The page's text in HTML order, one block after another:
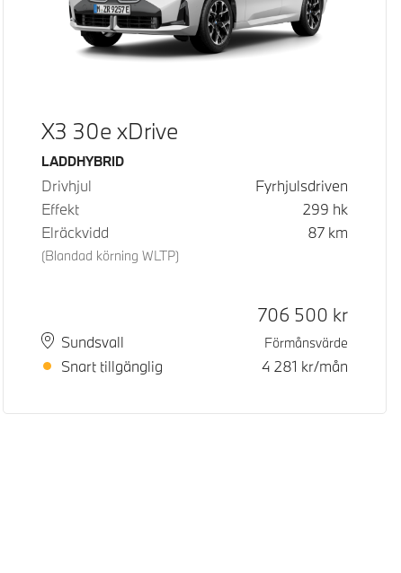
X3 30e xDrive
Bränsle
LADDHYBRID
Drivhjul
Fyrhjulsdriven
Effekt
299 hk
Elräckvidd
(Blandad körning WLTP)
87 km
PlatsSundsvall
Leveranstid
Snart tillgänglig
Kontantpris
706 500 kr
Förmånsvärde
4 281 kr/mån